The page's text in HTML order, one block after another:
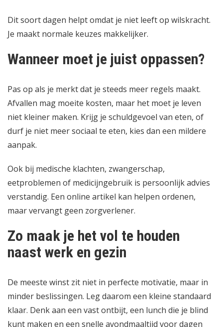
Dit soort dagen helpt omdat je niet leeft op wilskracht.
Je maakt normale keuzes makkelijker.
Wanneer moet je juist oppassen?
Pas op als je merkt dat je steeds meer regels maakt.
Afvallen mag moeite kosten, maar het moet je leven
niet kleiner maken. Krijg je schuldgevoel van eten, of
durf je niet meer sociaal te eten, kies dan een mildere
aanpak.
Ook bij medische klachten, zwangerschap,
eetproblemen of medicijngebruik is persoonlijk advies
verstandig. Een online artikel kan helpen ordenen,
maar vervangt geen zorgverlener.
Zo maak je het vol te houden
naast werk en gezin
De meeste winst zit niet in perfecte motivatie, maar in
minder beslissingen. Leg daarom een kleine standaard
klaar. Denk aan een vast ontbijt, een lunch die je blind
kunt maken en een snelle avondmaaltijd voor dagen